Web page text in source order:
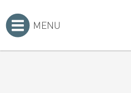
MENU